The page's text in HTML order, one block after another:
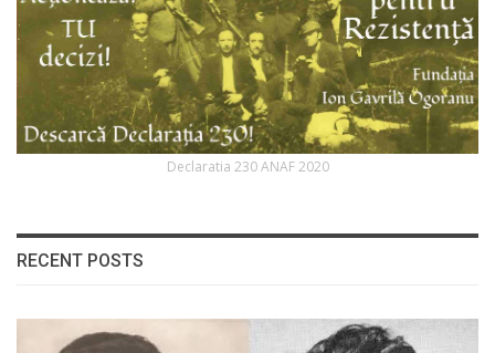
Declaratia 230 ANAF 2020
RECENT POSTS